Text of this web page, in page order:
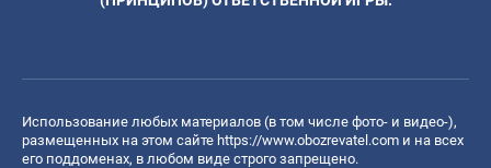
Использование любых материалов (в том числе фото- и видео-),
размещенных на этом сайте https://www.obozrevatel.com и на всех
его поддоменах, в любом виде строго запрещено.